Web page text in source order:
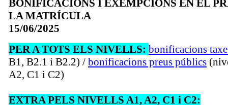
BONIFICACIONS I EXEMPCIONS EN EL
LA MATRÍCULA
15/06/2025
PER A TOTS ELS NIVELLS: bonificacions
B1, B2.1 i B2.2) / bonificacions preus públics
A2, C1 i C2)
EXTRA PELS NIVELLS A1, A2, C1 i C2: